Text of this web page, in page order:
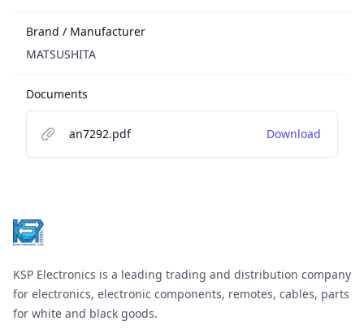
Brand / Manufacturer
MATSUSHITA
Documents
an7292.pdf Download
KSP Electronics is a leading trading and distribution company
for electronics, electronic components, remotes, cables, parts
for white and black goods.